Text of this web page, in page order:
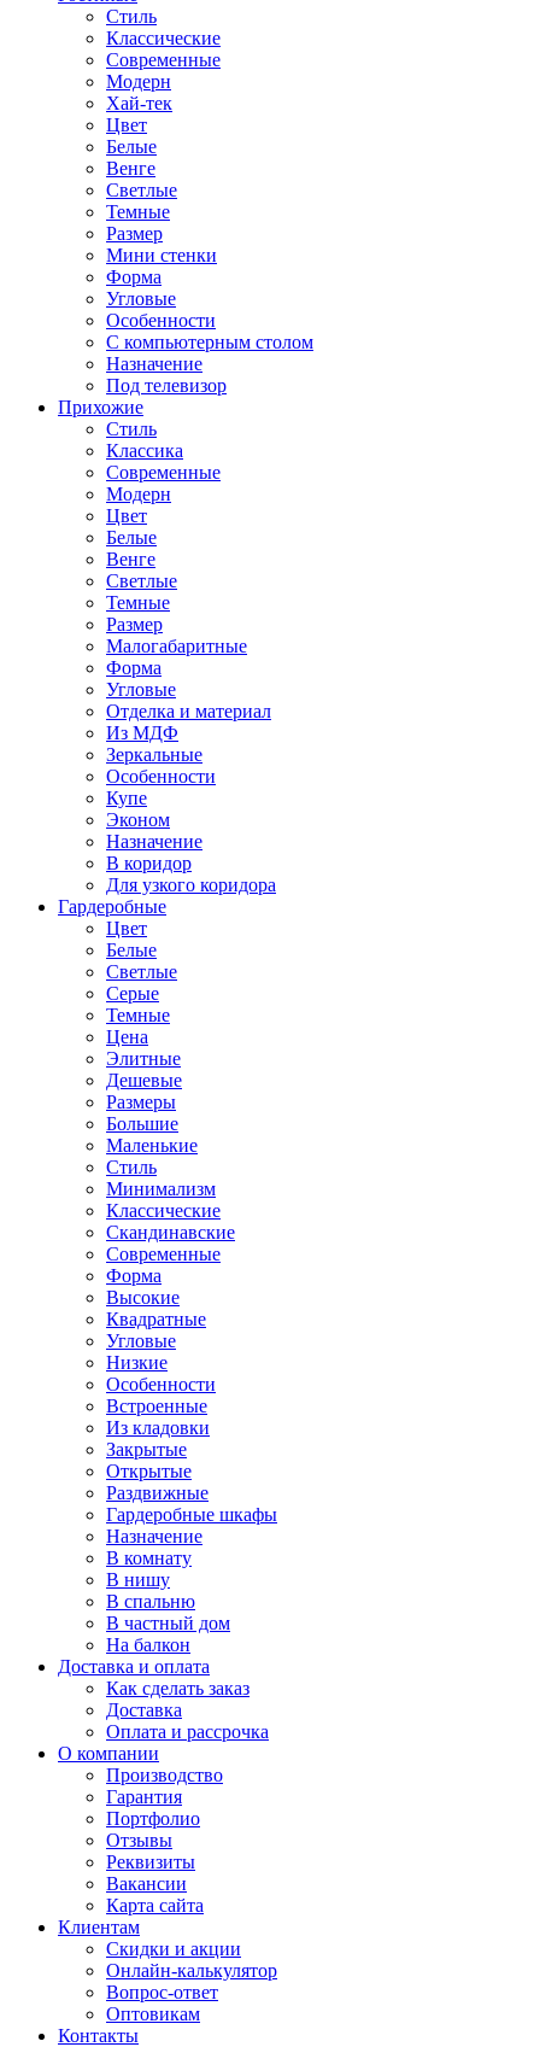
Стиль
Классические
Современные
Модерн
Хай-тек
Цвет
Белые
Венге
Светлые
Темные
Размер
Мини стенки
Форма
Угловые
Особенности
С компьютерным столом
Назначение
Под телевизор
Прихожие
Стиль
Классика
Современные
Модерн
Цвет
Белые
Венге
Светлые
Темные
Размер
Малогабаритные
Форма
Угловые
Отделка и материал
Из МДФ
Зеркальные
Особенности
Купе
Эконом
Назначение
В коридор
Для узкого коридора
Гардеробные
Цвет
Белые
Светлые
Серые
Темные
Цена
Элитные
Дешевые
Размеры
Большие
Маленькие
Стиль
Минимализм
Классические
Скандинавские
Современные
Форма
Высокие
Квадратные
Угловые
Низкие
Особенности
Встроенные
Из кладовки
Закрытые
Открытые
Раздвижные
Гардеробные шкафы
Назначение
В комнату
В нишу
В спальню
В частный дом
На балкон
Доставка и оплата
Как сделать заказ
Доставка
Оплата и рассрочка
О компании
Производство
Гарантия
Портфолио
Отзывы
Реквизиты
Вакансии
Карта сайта
Клиентам
Скидки и акции
Онлайн-калькулятор
Вопрос-ответ
Оптовикам
Контакты